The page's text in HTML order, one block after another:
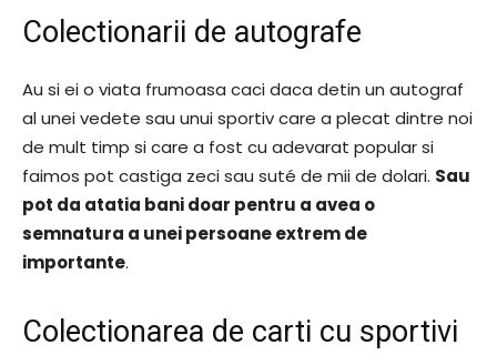
Colectionarii de autografe
Au si ei o viata frumoasa caci daca detin un autograf
al unei vedete sau unui sportiv care a plecat dintre noi
de mult timp si care a fost cu adevarat popular si
faimos pot castiga zeci sau suté de mii de dolari. Sau
pot da atatia bani doar pentru a avea o
semnatura a unei persoane extrem de
importante.
Colectionarea de carti cu sportivi